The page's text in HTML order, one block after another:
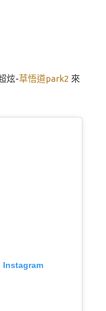
炫-草悟道park2 來